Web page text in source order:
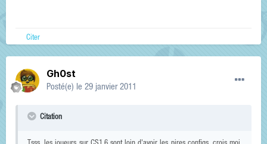
Citer
Gh0st
Posté(e) le 29 janvier 2011
Citation